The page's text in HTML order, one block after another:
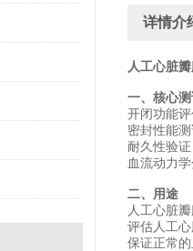
详情介
人工心脏
一、核心
开闭功能
密封性能
耐久性验
血流动力
二、用途
人工心脏
评估人工
保证正常的